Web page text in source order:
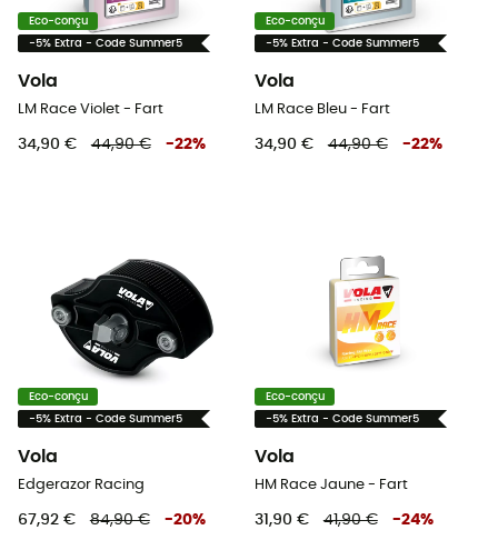
Eco-conçu
-5% Extra - Code Summer5
Vola
LM Race Violet - Fart
34,90 € 44,90 € -22%
Eco-conçu
-5% Extra - Code Summer5
Vola
LM Race Bleu - Fart
34,90 € 44,90 € -22%
Eco-conçu
-5% Extra - Code Summer5
Vola
Edgerazor Racing
67,92 € 84,90 € -20%
Eco-conçu
-5% Extra - Code Summer5
Vola
HM Race Jaune - Fart
31,90 € 41,90 € -24%